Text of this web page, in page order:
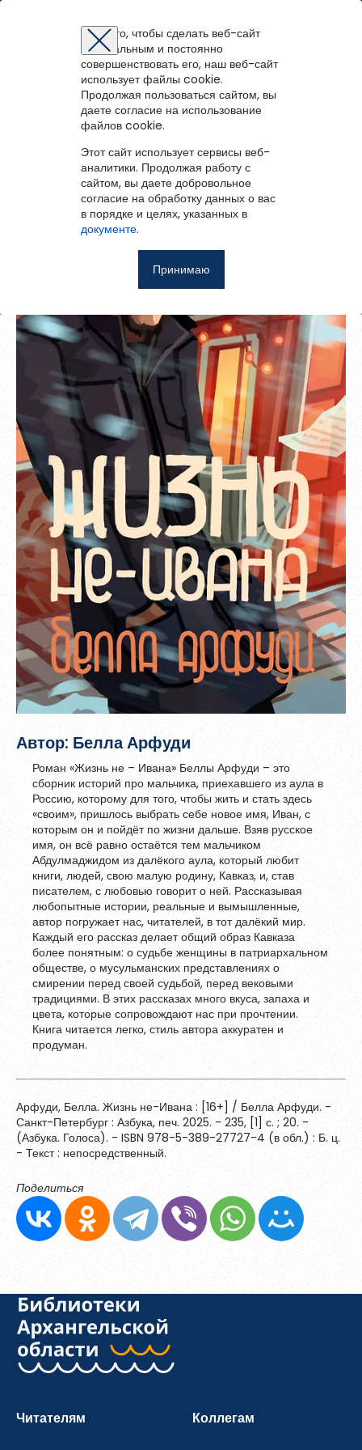
муниципального округа
Жизнь не-Ивана
Автор: Белла Арфуди
Роман «Жизнь не – Ивана» Беллы Арфуди – это
сборник историй про мальчика, приехавшего из аула в
Россию, которому для того, чтобы жить и стать здесь
«своим», пришлось выбрать себе новое имя, Иван, с
которым он и пойдёт по жизни дальше. Взяв русское
имя, он всё равно остаётся тем мальчиком
Абдулмаджидом из далёкого аула, который любит
книги, людей, свою малую родину, Кавказ, и, став
писателем, с любовью говорит о ней. Рассказывая
любопытные истории, реальные и вымышленные,
автор погружает нас, читателей, в тот далёкий мир.
Каждый его рассказ делает общий образ Кавказа
более понятным: о судьбе женщины в патриархальном
обществе, о мусульманских представлениях о
смирении перед своей судьбой, перед вековыми
традициями. В этих рассказах много вкуса, запаха и
цвета, которые сопровождают нас при прочтении.
Книга читается легко, стиль автора аккуратен и
продуман.
Арфуди, Белла. Жизнь не-Ивана : [16+] / Белла Арфуди. -
Санкт-Петербург : Азбука, печ. 2025. - 235, [1] с. ; 20. -
(Азбука. Голоса). - ISBN 978-5-389-27727-4 (в обл.) : Б. ц.
- Текст : непосредственный.
Поделиться
Читателям Коллегам
Для того, чтобы сделать веб-сайт
оптимальным и постоянно
совершенствовать его, наш веб-сайт
использует файлы cookie.
Продолжая пользоваться сайтом, вы
даете согласие на использование
файлов cookie.
Этот сайт использует сервисы веб-
аналитики. Продолжая работу с
сайтом, вы даете добровольное
согласие на обработку данных о вас
в порядке и целях, указанных в
документе.
Принимаю
Перейти на портал
Ещё
Фотоальбом
Авторизация
Для того чтобы получить доступ к полнотекстовым документам и
записям вебинаров необходимо авторизоваться.
Если у вас еще нет учетной записи,зарегистрируйтесь.
Запомнить меня
Восстановить пароль
Зарегистрироваться
Восстановление пароля
Восстановить пароль
Введите эл.почту, привязанную к профилю на портале. На
неё мы отправим ссылку для восстановления пароля.
Регистрация на портале
Зарегистрированные пользователи имеют доступ к
методическим рекомендациям, сценариям мероприятий,
библиографическим и другим полнотекстовым документам, а
также к записям вебинаров.
Пароль должен быть минимум 6 символов и содержать хотя
бы одну строчную букву, одну прописную букву, одну цифру
и один специальный символ.
Обновить
Я согласен на обработкуперсональных данных
Я согласен справилами использования материалов
размещённых на портале.
Зарегистрироваться
Уже зарегистрированы? Войти
Ошибка регистрации.Перезагрузите
снова
Вы успешно зарегистрированы!
зарегистрироваться